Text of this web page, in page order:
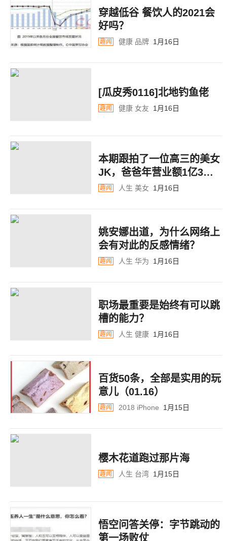
穿越低谷 餐饮人的2021会
好吗？
趣闻 健康 品牌 1月16日
[瓜皮秀0116]​北地钓鱼佬
趣闻 健康 女友 1月16日
本期跟拍了一位高三的美女
JK，爸爸年营业额1亿3千
万，真实凡尔赛的感觉
趣闻 人生 美女 1月16日
姚安娜出道，为什么网络上
会有对此的反感情绪？
趣闻 人生 华为 1月16日
职场最重要是始终有可以跳
槽的能力？
趣闻 人生 健康 1月16日
百货50条，全部是实用的玩
意儿（01.16）
趣闻 2018 iPhone 1月15日
樱木花道跑过那片海
趣闻 人生 台湾 1月15日
悟空问答关停：字节跳动的
第一场败仗